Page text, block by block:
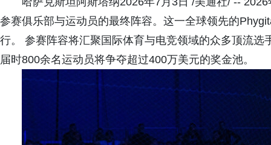
参赛俱乐部与运动员的最终阵容。这一全球领先的
行。 参赛阵容将汇聚国际体育与电竞领域的众多顶流
届时800余名运动员将争夺超过400万美元的奖金池。